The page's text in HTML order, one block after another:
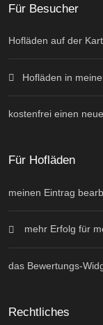
Für Besucher
Hofläden auf der
Hofläden in
kostenfrei einen
Für Hofläden
meinen Eintrag
mehr Erfolg für
das Bewertungs-
Rechtliches